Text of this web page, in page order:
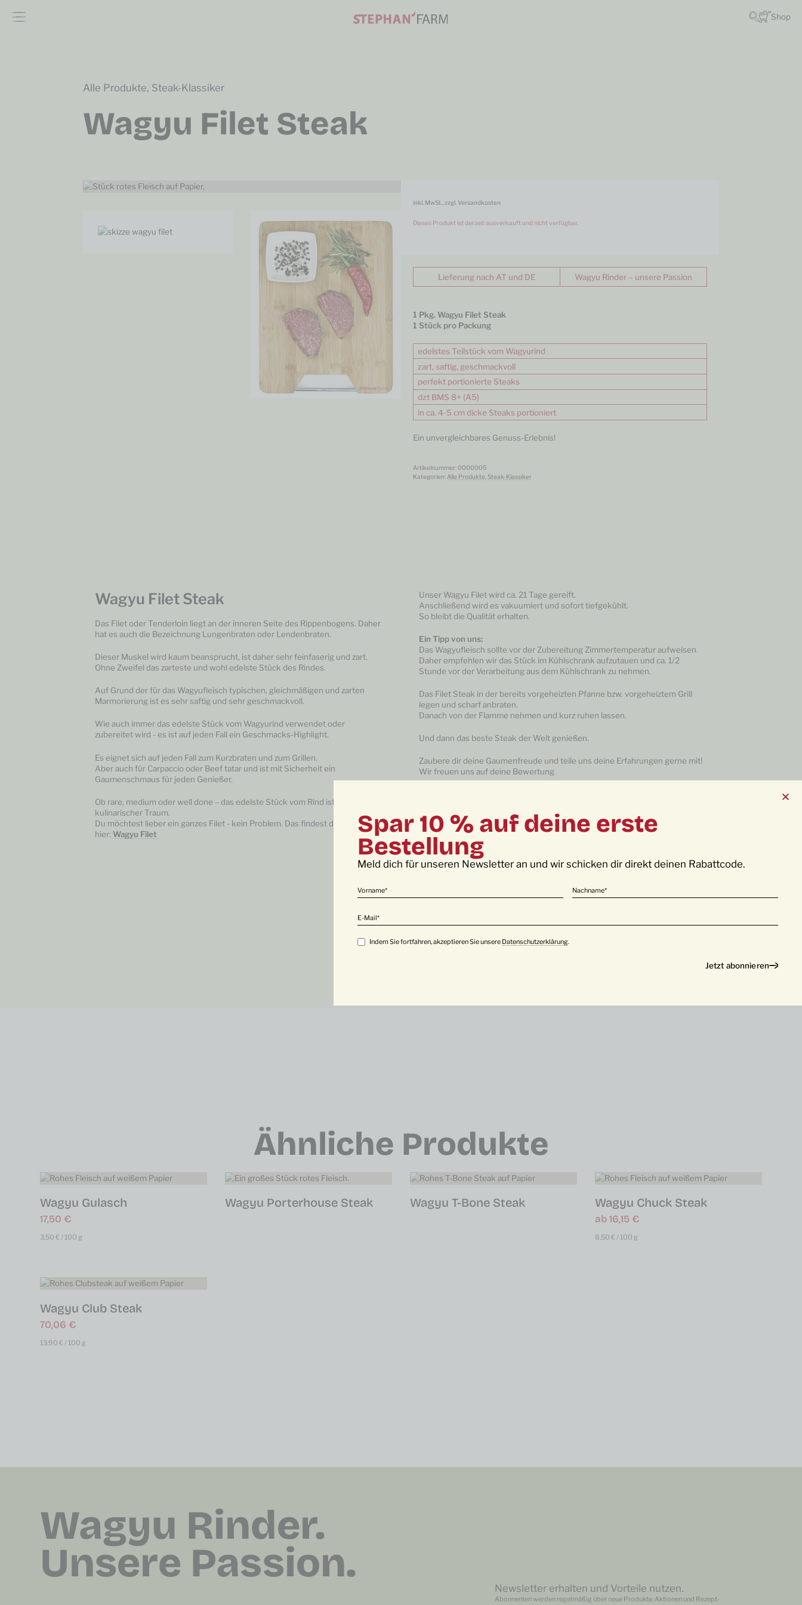
Shop
Alle Produkte, Steak-Klassiker
Wagyu Filet Steak
inkl. MwSt., zzgl. Versandkosten
Dieses Produkt ist derzeit ausverkauft und nicht verfügbar.
Lieferung nach AT und DE Wagyu Rinder – unsere Passion
1 Pkg. Wagyu Filet Steak
1 Stück pro Packung
edelstes Teilstück vom Wagyurind
zart, saftig, geschmackvoll
perfekt portionierte Steaks
dzt BMS 8+ (A5)
in ca. 4-5 cm dicke Steaks portioniert
Ein unvergleichbares Genuss-Erlebnis!
Artikelnummer:0000005
Kategorien: Alle Produkte Steak-Klassiker
Wagyu Filet Steak
Das Filet oder Tenderloin liegt an der inneren Seite des Rippenbogens. Daher
hat es auch die Bezeichnung Lungenbraten oder Lendenbraten.
Dieser Muskel wird kaum beansprucht, ist daher sehr feinfaserig und zart.
Ohne Zweifel das zarteste und wohl edelste Stück des Rindes.
Auf Grund der für das Wagyufleisch typischen, gleichmäßigen und zarten
Marmorierung ist es sehr saftig und sehr geschmackvoll.
Wie auch immer das edelste Stück vom Wagyurind verwendet oder
zubereitet wird - es ist auf jeden Fall ein Geschmacks-Highlight.
Es eignet sich auf jeden Fall zum Kurzbraten und zum Grillen.
Aber auch für Carpaccio oder Beef tatar und ist mit Sicherheit ein
Gaumenschmaus für jeden Genießer.
Ob rare, medium oder well done – das edelste Stück vom Rind ist immer ein
kulinarischer Traum.
Du möchtest lieber ein ganzes Filet - kein Problem. Das findest du
hier:Wagyu Filet
Unser Wagyu Filet wird ca. 21 Tage gereift.
Anschließend wird es vakuumiert und sofort tiefgekühlt.
So bleibt die Qualität erhalten.
Ein Tipp von uns:
Das Wagyufleisch sollte vor der Zubereitung Zimmertemperatur aufweisen.
Daher empfehlen wir das Stück im Kühlschrank aufzutauen und ca. 1/2
Stunde vor der Verarbeitung aus dem Kühlschrank zu nehmen.
Das Filet Steak in der bereits vorgeheizten Pfanne bzw. vorgeheiztem Grill
legen und scharf anbraten.
Danach von der Flamme nehmen und kurz ruhen lassen.
Und dann das beste Steak der Welt genießen.
Zaubere dir deine Gaumenfreude und teile uns deine Erfahrungen gerne mit!
Wir freuen uns auf deine Bewertung
Bleib auf dem Laufenden und folge uns auf
Instagram
Genuss ist eine Lebenseinstellung!
Ähnliche Produkte
Wagyu Gulasch
17,50 €
3,50€ / 100 g
Wagyu Porterhouse Steak Wagyu T-Bone Steak Wagyu Chuck Steak
ab16,15 €
8,50€ / 100 g
Wagyu Club Steak
70,06 €
13,90€ / 100 g
Wagyu Rinder.
Unsere Passion.
Newsletter erhalten und Vorteile nutzen.
Abonnenten werden regelmäßig über neue Produkte, Aktionen und Rezept-
Spar 10 % auf deine erste
Bestellung
Meld dich für unseren Newsletter an und wir schicken dir direkt deinen Rabattcode.
Vorname Nachname
E-Mail
Indem Sie fortfahren, akzeptieren Sie unsere Datenschutzerklärung.